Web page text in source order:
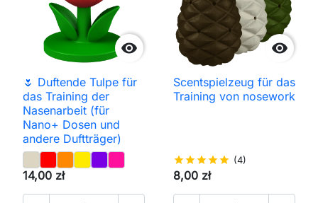

🌷 Duftende Tulpe für
das Training der
Nasenarbeit (für
Nano+ Dosen und
andere Duftträger)
14,00 zł

Scentspielzeug für das
Training von nosework
starstarstarstarstar (4)
8,00 zł